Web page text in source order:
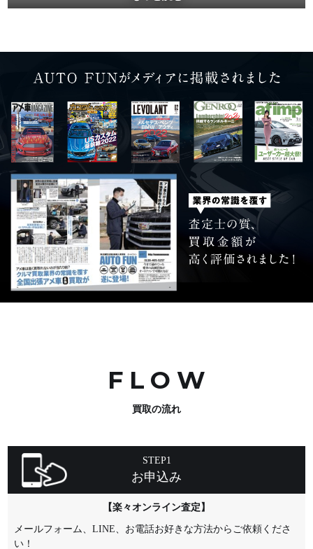
FLO W
買取の流れ
STEP1
お申込み
【楽々オンライン査定】
メールフォーム、LINE、お電話お好きな方法からご依頼くださ
い！